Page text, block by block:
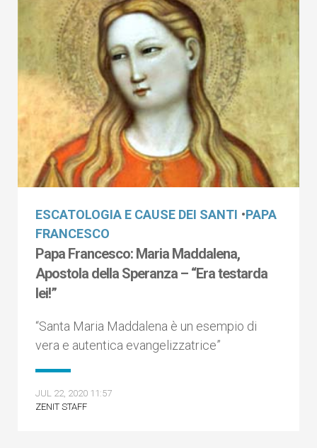
ESCATOLOGIA E CAUSE DEI SANTI •PAPA
FRANCESCO
Papa Francesco: Maria Maddalena,
Apostola della Speranza – “Era testarda
lei!”
“Santa Maria Maddalena è un esempio di
vera e autentica evangelizzatrice”
JUL 22, 2020 11:57
ZENIT STAFF